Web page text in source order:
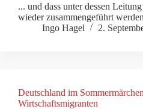
... und dass unter dessen
wieder zusammengeführt
Ingo Hagel
2.
Deutschland im
Wirtschaftsmigranten